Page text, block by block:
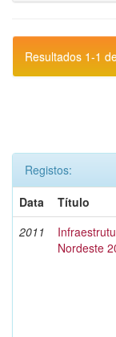
Resultados 1-1
Registos:
Data
Título
2011
Nordeste